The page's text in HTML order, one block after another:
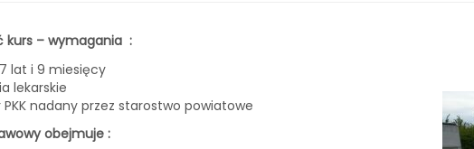
kurs – wymagania :
: 17 lat i 9 miesięcy
lekarskie
nadany przez starostwo powiatowe
obejmuje :